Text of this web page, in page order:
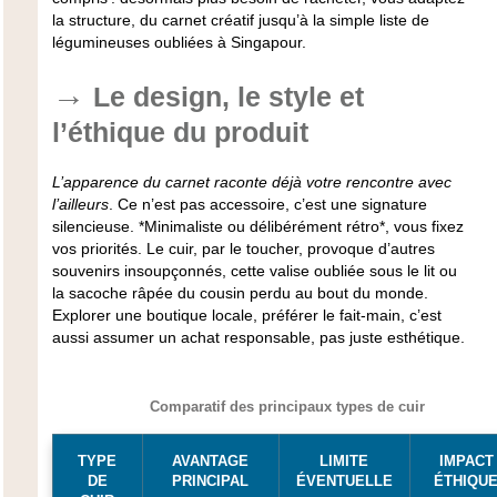
la structure, du carnet créatif jusqu’à la simple liste de
légumineuses oubliées à Singapour.
Le design, le style et
l’éthique du produit
L’apparence du carnet raconte déjà votre rencontre avec
l’ailleurs. Ce n’est pas accessoire, c’est une signature
silencieuse. *Minimaliste ou délibérément rétro*, vous fixez
vos priorités. Le cuir, par le toucher, provoque d’autres
souvenirs insoupçonnés, cette valise oubliée sous le lit ou
la sacoche râpée du cousin perdu au bout du monde.
Explorer une boutique locale, préférer le fait-main, c’est
aussi assumer un achat responsable, pas juste esthétique.
Comparatif des principaux types de cuir
TYPE
DE
AVANTAGE
PRINCIPAL
LIMITE
ÉVENTUELLE
IMPACT